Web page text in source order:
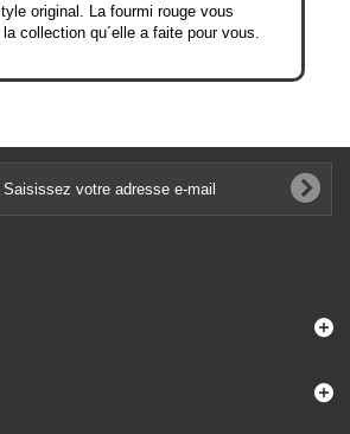
original. La fourmi rouge vous
collection qu´elle a faite pour vous.